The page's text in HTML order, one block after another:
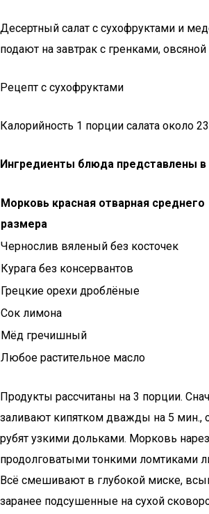
Десертный салат с сухофруктами и
подают на завтрак с гренками,
Рецепт с сухофруктами
Калорийность 1 порции салата около
Ингредиенты блюда представлены в
Морковь красная отварная среднего
размера
Чернослив вяленый без косточек
Курага без консервантов
Грецкие орехи дроблёные
Сок лимона
Мёд гречишный
Любое растительное масло
Продукты рассчитаны на 3 порции.
заливают кипятком дважды на 5 мин.,
рубят узкими дольками. Морковь
продолговатыми тонкими ломтиками
Всё смешивают в глубокой миске,
заранее подсушенные на сухой